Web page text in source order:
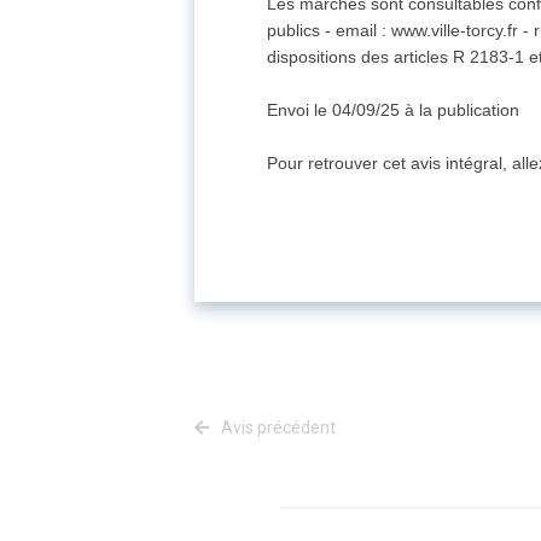
Les marchés sont consultables
publics - email : www.ville-torcy.fr
dispositions des articles R 2183-1
Envoi le 04/09/25 à la publication
Pour retrouver cet avis intégral,
Avis précédent